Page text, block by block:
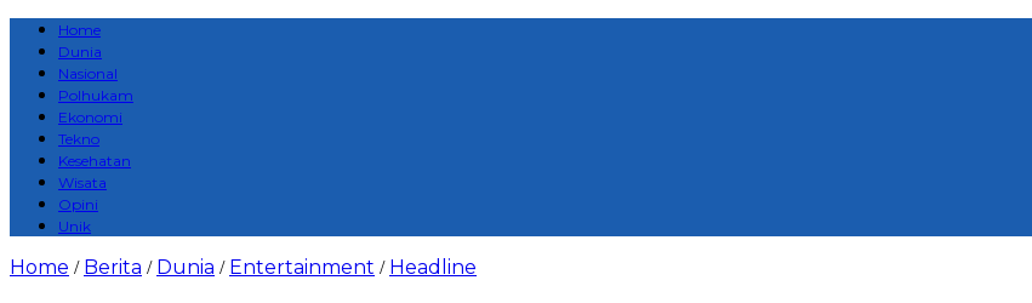
Home
Dunia
Nasional
Polhukam
Ekonomi
Tekno
Kesehatan
Wisata
Opini
Unik
Home / Berita / Dunia / Entertainment / Headline